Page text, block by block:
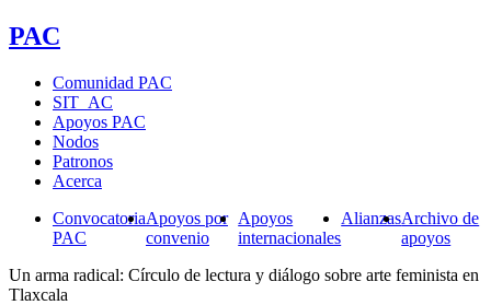
PAC
Comunidad PAC
SIT_AC
Apoyos PAC
Nodos
Patronos
Acerca
Convocatoria
PAC
Apoyos por
convenio
Apoyos
internacionales
AlianzasArchivo de
apoyos
Un arma radical: Círculo de lectura y diálogo sobre arte feminista en
Tlaxcala